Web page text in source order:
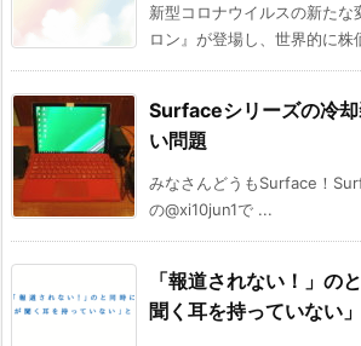
新型コロナウイルスの新たな
ロン』が登場し、世界的に株
Surfaceシリーズの冷
い問題
みなさんどうもSurface！
の@xi10jun1で ...
「報道されない！」の
聞く耳を持っていない